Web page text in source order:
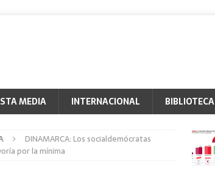
MEDIA INTERNACIONAL BIBLIOTECA
DINAMARCA: Los socialdemócratas
por la mínima